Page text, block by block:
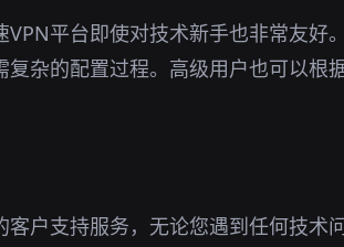
平台即使对技术新手也非常友好
复杂的配置过程。高级用户也可以根
客户支持服务，无论您遇到任何技术